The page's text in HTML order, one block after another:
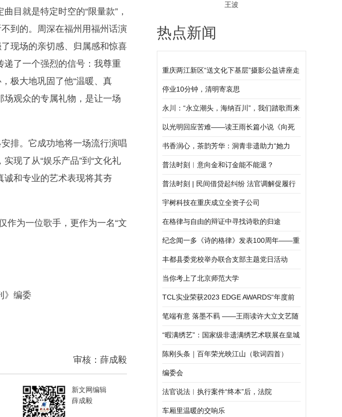
目就是特定时空的“限量款”，
到的。周深在福州用福州话演
现场的亲切感、归属感和惊喜
了一个强烈的信号：我尊重
极大地巩固了他“温暖、真
场观众的专属礼物，是让一场
排。它成功地将一场流行演唱
现了从“娱乐产品”到“文化礼
诚和专业的艺术表现将其夯
作为一位歌手，更作为一名“文
》编委
审核：薛成毅
新文网编辑
薛成毅
王波
热点新闻
重庆两江新区“送文化下基层”摄影公益讲座走
进礼嘉街道
停业10分钟，清明寄哀思
永川：“永立潮头，海纳百川”，我们踏歌而来
以光明回应苦难——读王雨长篇小说《向死
而生》
书香润心，茶韵芳华：洞青非遗助力“她力
量”主题文化活动圆满举行
普法时刻︱意向金和订金能不能退？
普法时刻 | 民间借贷起纠纷 法官调解促履行
宇树科技在重庆成立全资子公司
在格律与自由的辩证中寻找诗歌的归途
纪念闻一多《诗的格律》发表100周年——重
庆市诗词学会格律体新诗研究所举行新诗格
律建设践行研讨会
丰都县委党校举办联合支部主题党日活动
当你考上了北京师范大学
TCL实业荣获2023 EDGE AWARDS“年度前
沿科技产品 最佳智能家居产品”奖
笔端有意 落墨不羁 ——王雨读许大立文艺随
笔集《怦然心动》
“暇满绣艺”：国家级非遗满绣艺术联展在皇城
艺术馆开幕
陈刚头条｜百年荣光映江山（歌词四首）
编委会
法官说法︱执行案件“终本”后，法院
还“管”吗？
车厢里温暖的交响乐